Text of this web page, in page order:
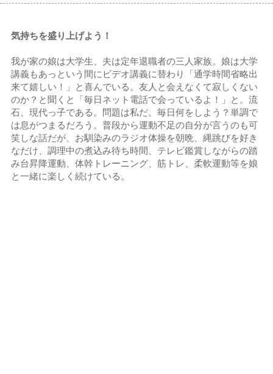
気持ちを盛り上げよう！
我が家の娘は大学生、夫は定年退職者の三人家族。娘は大学
講義もあっという間にビデオ講義に替わり「通学時間省略出
来て嬉しい！」と喜んでいる。友人と会えなくて寂しくない
のか？と聞くと「毎日ネット電話で会っているよ！」と。流
石、現代っ子である。問題は私だ。毎日何をしよう？単調で
は息がつまるだろう。普段から運動不足の自分が言うのも可
笑しな話だが、お馴染みのラジオ体操を朝晩、縄跳びを好き
なだけ、調理中の煮込み待ち時間、テレビ鑑賞しながらの踏
み台昇降運動、体幹トレーニング、筋トレ、柔軟運動等を娘
と一緒に楽しく続けている。